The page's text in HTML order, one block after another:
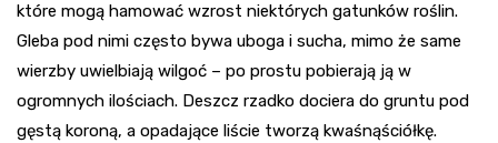
które mogą hamować wzrost niektórych gatunków roślin.
Gleba pod nimi często bywa uboga i sucha, mimo że same
wierzby uwielbiają wilgoć – po prostu pobierają ją w
ogromnych ilościach. Deszcz rzadko dociera do gruntu pod
gęstą koroną, a opadające liście tworzą kwaśnąściółkę.